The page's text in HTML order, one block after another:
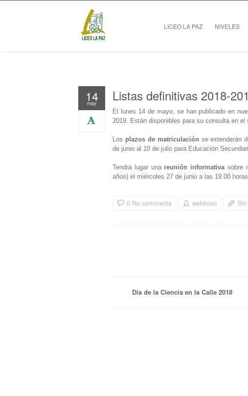
LICEO LA PAZ NIVELES
14
may Listas definitivas 2018-
El lunes 14 de mayo, se han publicado en
2019. Están disponibles para su consulta en el
Los plazos de matriculación se extenderán
de junio al 10 de julio para Educación
Tendrá lugar una reunión informativa sobre
años) el miércoles 27 de junio a las 19.00 horas.
0 No comments webliceo
Día de la Ciencia en la Calle 2018